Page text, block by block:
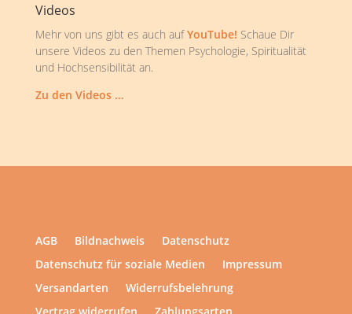
Videos
Mehr von uns gibt es auch aufYouTube! Schaue Dir
unsere Videos zu den Themen Psychologie, Spiritualität
und Hochsensibilität an.
Zu den Videos …
AGB Bildnachweis
Datenschutz
Datenschutz für soziale Medien
Impressum
Versandarten
Widerrufsbelehrung